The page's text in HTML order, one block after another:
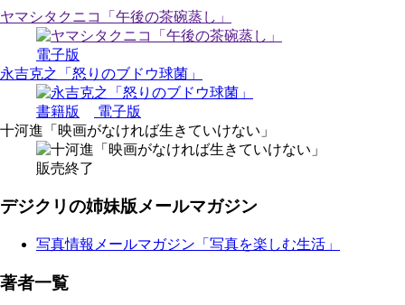
ヤマシタクニコ「午後の茶碗蒸し」
電子版
永吉克之「怒りのブドウ球菌」
書籍版
電子版
十河進「映画がなければ生きていけない」
販売終了
デジクリの姉妹版メールマガジン
写真情報メールマガジン「写真を楽しむ生活」
著者一覧